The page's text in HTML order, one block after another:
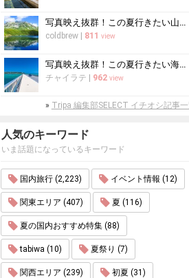
写真映え抜群！この夏行きたい山の絶景スポット10選
coldbrew| 811 view
写真映え抜群！この夏行きたい海の絶景スポット10選
チャイラテ 962 view
» Tripa 編集部SELECT イチオシ記事
人気のキーワード
いま話題になっているキーワード
国内旅行 (2,223) イベント情報 (12)
関東エリア (407) 夏 (116)
夏の国内おすすめ特集 (88)
tabiwa (10) 夏祭り (7)
関西エリア (239) 初夏 (31)